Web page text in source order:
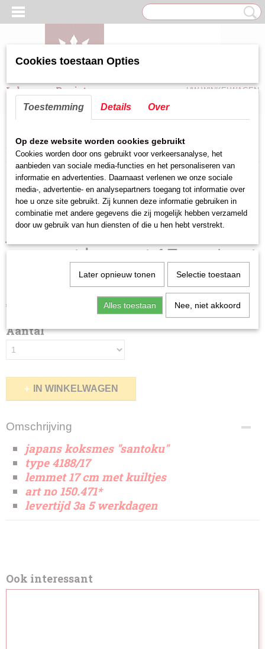
Inloggen Registreren UW WINKELWAGEN
Home>Keuken hulpmiddelen>Messen>Oosterse messen
koksmes ''santoku'' gourmet lemmet 17 cm *met kuiltjes
japans koksmes ''santoku''
gourmet lemmet 17 cm *met
€ 72,50 (exclusief btw 21%)
Aantal
IN WINKELWAGEN
Omschrijving
japans koksmes ''santoku''
type 4188/17
lemmet 17 cm met kuiltjes
art no 150.471*
levertijd 3a 5 werkdagen
Ook interessant
Cookies toestaan Opties
Toestemming Details Over
Op deze website worden cookies gebruikt
Cookies worden door ons gebruikt voor verkeersanalyse, het
aanbieden van sociale media-functies en het personaliseren van
informatie en advertenties. Daarnaast verlenen we onze sociale
media-, advertentie- en analysepartners toegang tot informatie over
hoe u onze site gebruikt. Zij kunnen deze informatie gebruiken in
combinatie met andere gegevens die zij mogelijk hebben verzameld
door uw gebruik van hun diensten of die u hen hebt verstrekt.
Later opnieuw tonen Selectie toestaan
Alles toestaan Nee, niet akkoord